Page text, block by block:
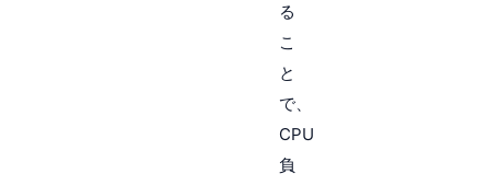
る
こ
と
で、
CPU
負